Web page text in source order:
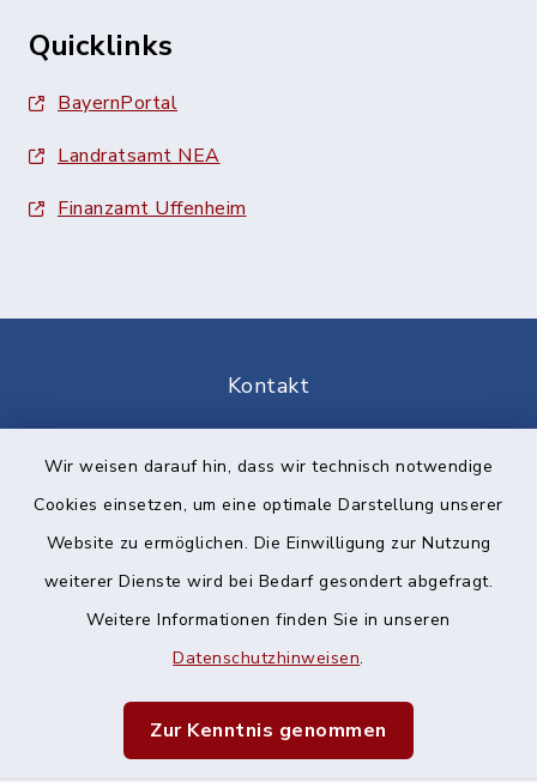
Wir weisen darauf hin, dass wir technisch notwendige
Cookies einsetzen, um eine optimale Darstellung unserer
Website zu ermöglichen. Die Einwilligung zur Nutzung
weiterer Dienste wird bei Bedarf gesondert abgefragt.
Weitere Informationen finden Sie in unseren
Datenschutzhinweisen.
Zur Kenntnis genommen
Quicklinks
BayernPortal
Landratsamt NEA
Finanzamt Uffenheim
Kontakt
Datenschutz
Impressum
Sitemap
Cookie-Einstellungen